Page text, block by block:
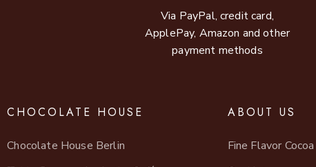
Via PayPal, credit card,
ApplePay, Amazon and other
payment methods
CHOCOLATE HOUSE
Chocolate House Berlin
ABOUT US
Fine Flavor Cocoa